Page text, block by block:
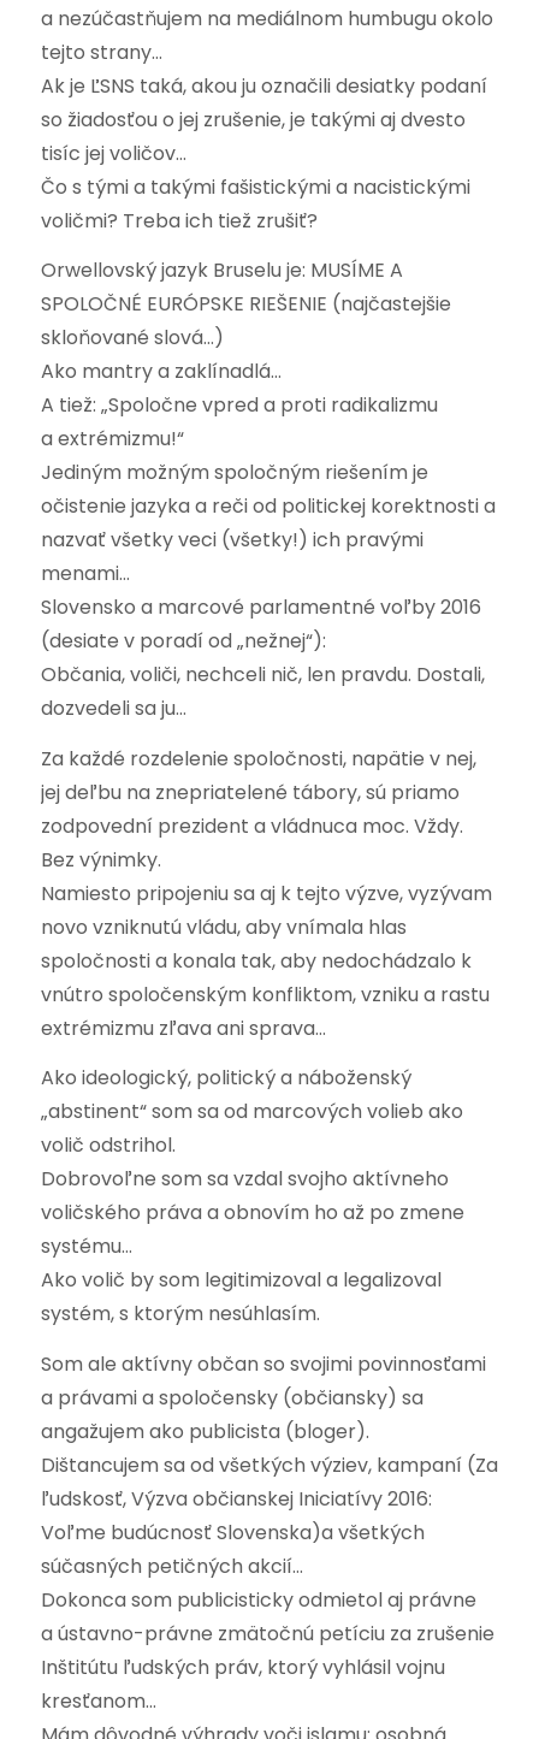
a nezúčastňujem na mediálnom humbugu okolo
tejto strany…
Ak je ĽSNS taká, akou ju označili desiatky podaní
so žiadosťou o jej zrušenie, je takými aj dvesto
tisíc jej voličov…
Čo s tými a takými fašistickými a nacistickými
voličmi? Treba ich tiež zrušiť?
Orwellovský jazyk Bruselu je: MUSÍME A
SPOLOČNÉ EURÓPSKE RIEŠENIE (najčastejšie
skloňované slová…)
Ako mantry a zaklínadlá…
A tiež: „Spoločne vpred a proti radikalizmu
a extrémizmu!“
Jediným možným spoločným riešením je
očistenie jazyka a reči od politickej korektnosti a
nazvať všetky veci (všetky!) ich pravými
menami…
Slovensko a marcové parlamentné voľby 2016
(desiate v poradí od „nežnej“):
Občania, voliči, nechceli nič, len pravdu. Dostali,
dozvedeli sa ju…
Za každé rozdelenie spoločnosti, napätie v nej,
jej deľbu na znepriatelené tábory, sú priamo
zodpovední prezident a vládnuca moc. Vždy.
Bez výnimky.
Namiesto pripojeniu sa aj k tejto výzve, vyzývam
novo vzniknutú vládu, aby vnímala hlas
spoločnosti a konala tak, aby nedochádzalo k
vnútro spoločenským konfliktom, vzniku a rastu
extrémizmu zľava ani sprava…
Ako ideologický, politický a náboženský
„abstinent“ som sa od marcových volieb ako
volič odstrihol.
Dobrovoľne som sa vzdal svojho aktívneho
voličského práva a obnovím ho až po zmene
systému…
Ako volič by som legitimizoval a legalizoval
systém, s ktorým nesúhlasím.
Som ale aktívny občan so svojimi povinnosťami
a právami a spoločensky (občiansky) sa
angažujem ako publicista (bloger).
Dištancujem sa od všetkých výziev, kampaní (Za
ľudskosť, Výzva občianskej Iniciatívy 2016:
Voľme budúcnosť Slovenska)a všetkých
súčasných petičných akcií…
Dokonca som publicisticky odmietol aj právne
a ústavno-právne zmätočnú petíciu za zrušenie
Inštitútu ľudských práv, ktorý vyhlásil vojnu
kresťanom…